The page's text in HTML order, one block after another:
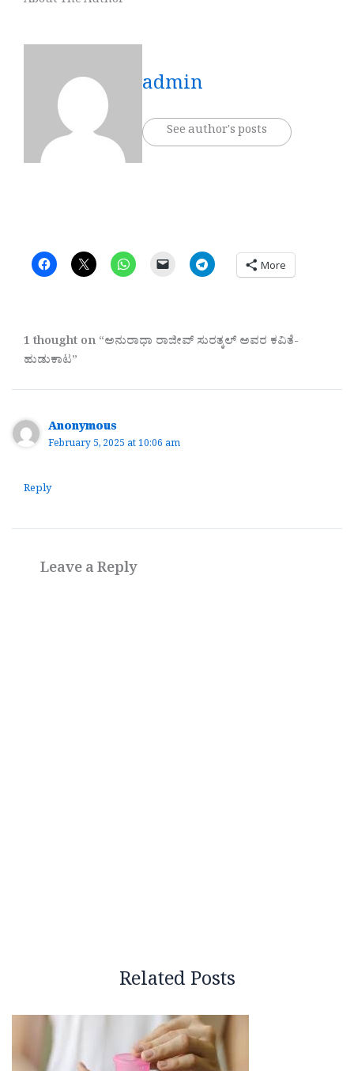
admin
See author's posts
More
1 thought on “ಅನುರಾಧಾ ರಾಜೀವ್ ಸುರತ್ಕಲ್ ಅವರ ಕವಿತೆ-
ಹುಡುಕಾಟ”
Anonymous
February 5, 2025 at 10:06 am
Reply
Leave a Reply
Related Posts